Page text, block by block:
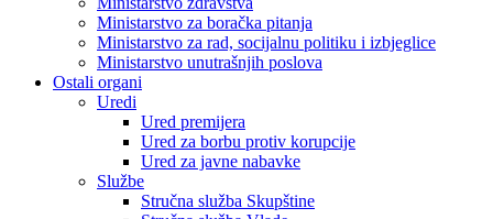
Ministarstvo za boračka pitanja
Ministarstvo za rad, socijalnu politiku i izbjeglice
Ministarstvo unutrašnjih poslova
Ostali organi
Uredi
Ured premijera
Ured za borbu protiv korupcije
Ured za javne nabavke
Službe
Stručna služba Skupštine